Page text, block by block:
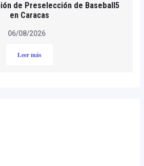
de Preselección de Baseball5
en Caracas
06/08/2026
Leer más